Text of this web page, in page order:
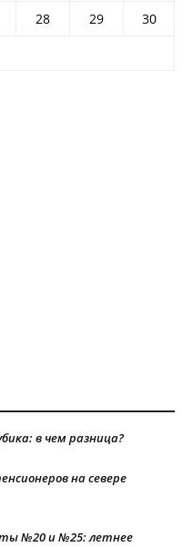
28 29
30
в чем разница?
на севере
№20 и №25: летнее